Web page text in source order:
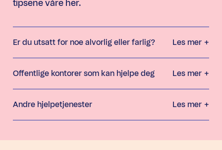
tipsene våre her.
Er du utsatt for noe alvorlig eller farlig? Les mer +
Offentlige kontorer som kan hjelpe deg Les mer +
Andre hjelpetjenester Les mer +